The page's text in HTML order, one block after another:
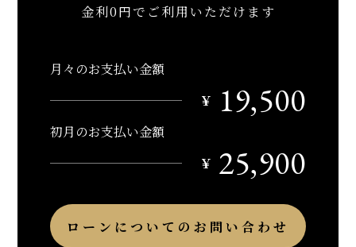
金利0円でご利用いただけます
月々のお支払い金額
￥
19,500
初月のお支払い金額
￥ 25,900
ローンについてのお問い合わせ